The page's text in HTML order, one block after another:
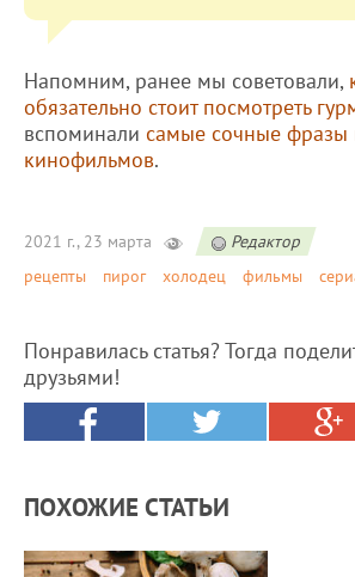
Напомним, ранее мы советовали,
обязательно стоит посмотреть
вспоминали самые сочные фразы
кинофильмов.
2021 г., 23 марта
Редактор
рецепты
пирог холодец фильмы
Понравилась статья? Тогда
друзьями!
ПОХОЖИЕ СТАТЬИ